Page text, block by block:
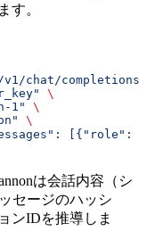
す。
chat/completions
\
1"
\
\
[{"role":
は会話内容（シ
セージのハッシ
ンIDを推導しま